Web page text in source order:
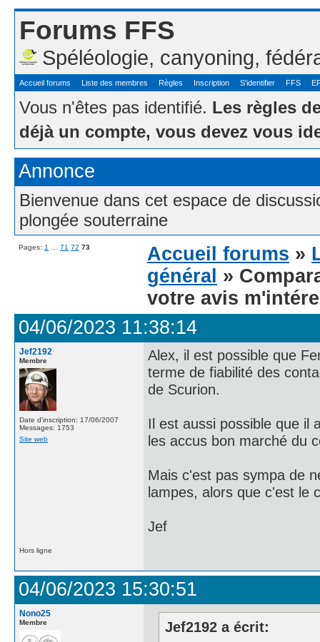
Forums FFS
Spéléologie, canyoning,
Accueil forums Liste des membres Règles Inscription S'identifier FFS
Vous n'êtes pas identifié. Les règles
déjà un compte, vous devez vous
Annonce
Bienvenue dans cet espace de
plongée souterraine
Pages: 1 71 72 73 Accueil forums »
général »
votre avis
04/06/2023 11:38:14
Jef2192
Membre
Date d'inscription: 17/06/2007
Messages: 1753
Site web
Alex, il est possible que
terme de fiabilité des
de Scurion.
Il est aussi possible que il
les accus bon marché du
Mais c'est pas sympa de
lampes, alors que c'est le
Jef
Hors ligne
04/06/2023 15:30:51
Nono25
Membre
Jef2192 a écrit: